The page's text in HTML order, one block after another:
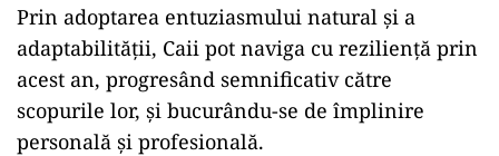
Prin adoptarea entuziasmului natural și a
adaptabilității, Caii pot naviga cu reziliență prin
acest an, progresând semnificativ către
scopurile lor, și bucurându-se de împlinire
personală și profesională.